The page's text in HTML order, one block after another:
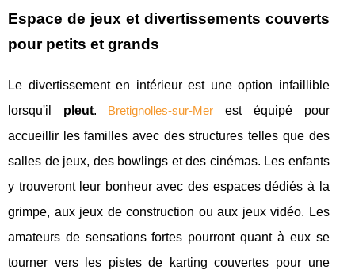
Espace de jeux et divertissements couverts
pour petits et grands
Le divertissement en intérieur est une option infaillible
lorsqu'il pleut. Bretignolles-sur-Mer
est équipé pour
accueillir les familles avec des structures telles que des
salles de jeux, des bowlings et des cinémas. Les enfants
y trouveront leur bonheur avec des espaces dédiés à la
grimpe, aux jeux de construction ou aux jeux vidéo. Les
amateurs de sensations fortes pourront quant à eux se
tourner vers les pistes de karting couvertes pour une